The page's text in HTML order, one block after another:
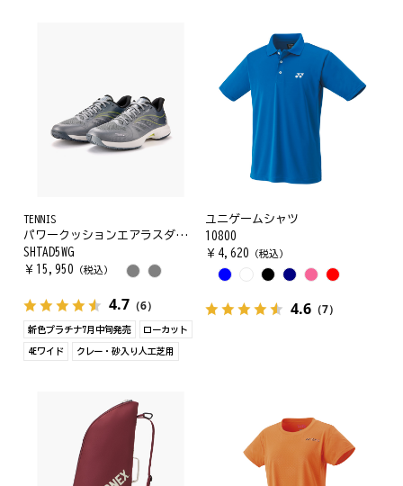
TENNIS
パワークッションエアラスダッシュ5ワイドGC
SHTAD5WG
￥ 15,950 （税込）
4.7 （6）
新色プラチナ7月中旬発売 ローカット
4Eワイド クレー・砂入り人工芝用
ユニゲームシャツ
10800
￥ 4,620 （税込）
4.6（7）